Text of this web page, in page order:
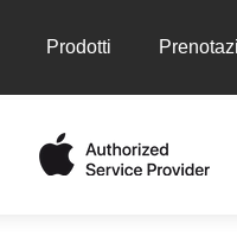
Prodotti Prenotazioni
Prodotti